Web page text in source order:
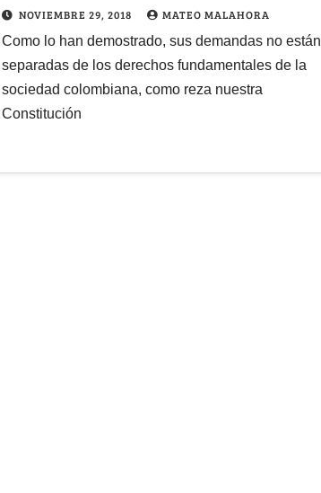
NOVIEMBRE 29, 2018 MATEO MALAHORA
Como lo han demostrado, sus demandas no están
separadas de los derechos fundamentales de la
sociedad colombiana, como reza nuestra
Constitución